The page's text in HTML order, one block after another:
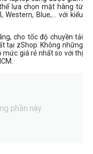
lựa chọn mặt hàng từ
Blue,... với kiểu
cho tốc độ chuyền tải
tại zShop. Không những
mức giá rẻ nhất so với thị
phần này